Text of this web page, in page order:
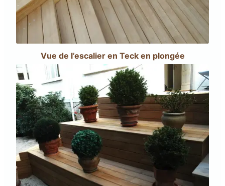
Vue de l’escalier en Teck en plongée